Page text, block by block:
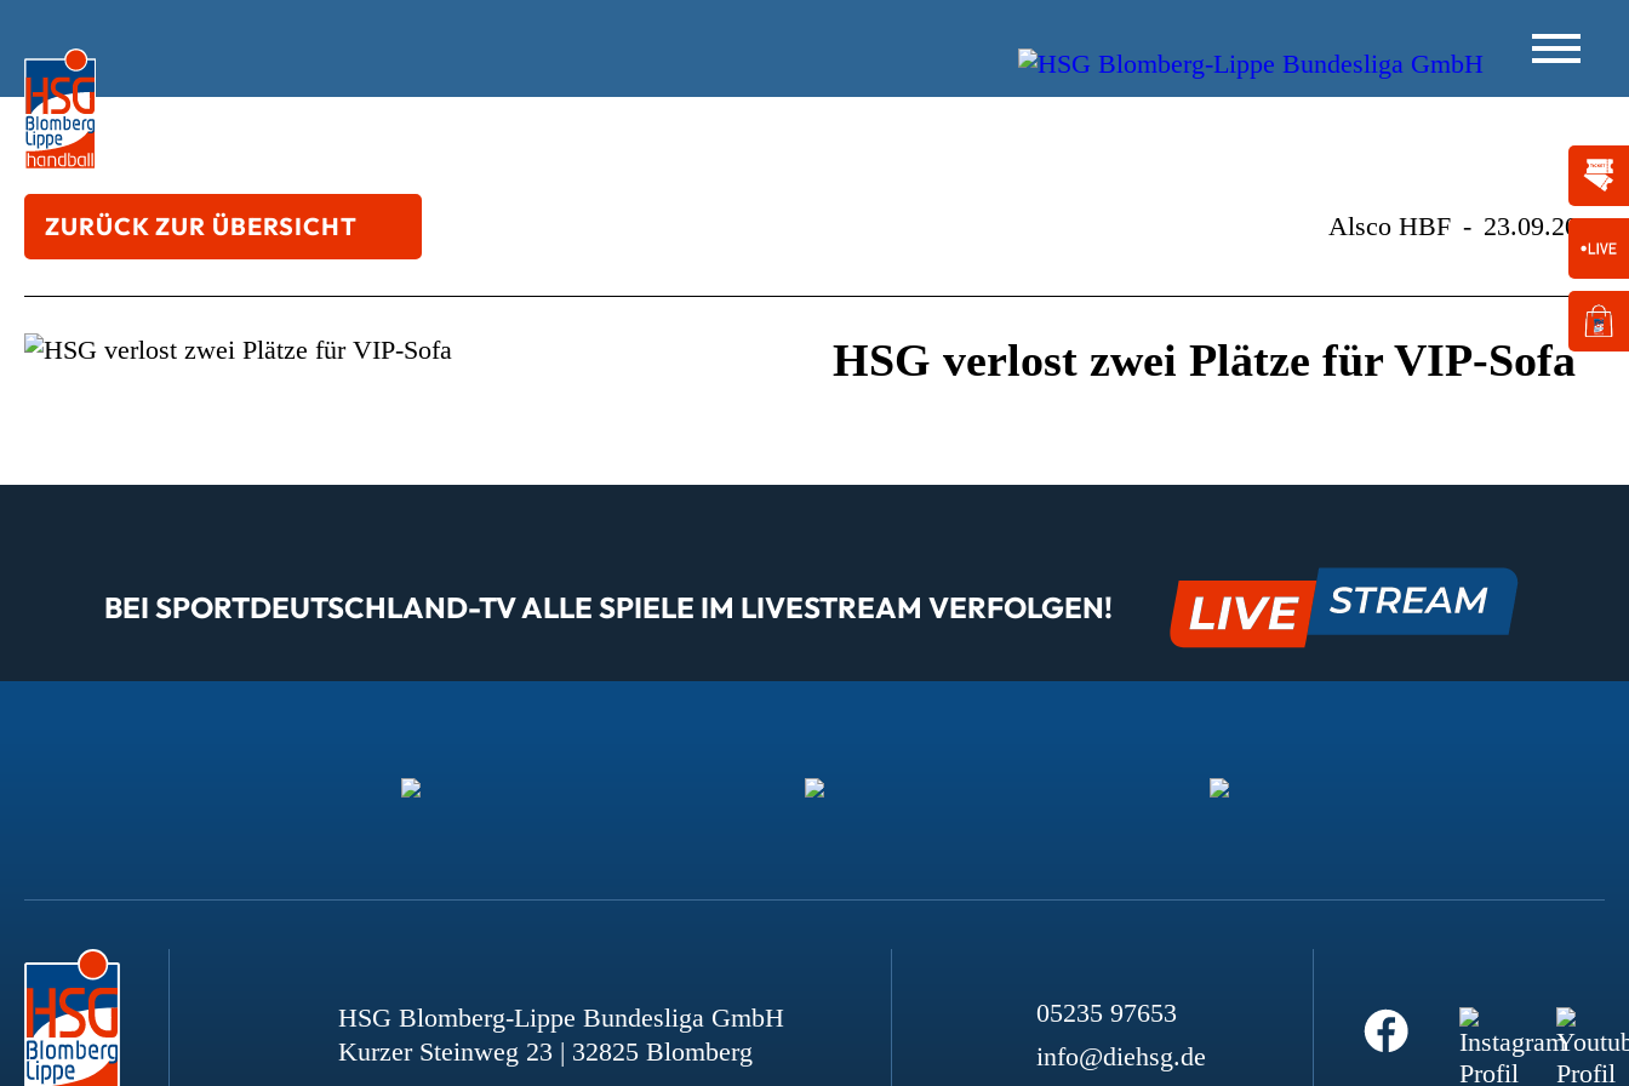
ZURÜCK ZUR ÜBERSICHT Alsco HBF - 23.09.2014
HSG verlost zwei Plätze für VIP-Sofa
BEI SPORTDEUTSCHLAND-TV ALLE SPIELE IM LIVESTREAM VERFOLGEN!
HSG Blomberg-Lippe Bundesliga GmbH
Kurzer Steinweg 23 | 32825 Blomberg
05235 97653
info@diehsg.de